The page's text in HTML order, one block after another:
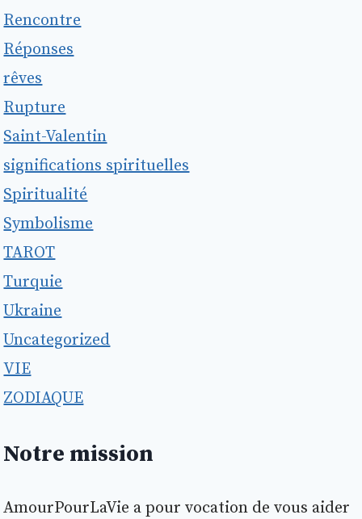
Rencontre
Réponses
rêves
Rupture
Saint-Valentin
significations spirituelles
Spiritualité
Symbolisme
TAROT
Turquie
Ukraine
Uncategorized
VIE
ZODIAQUE
Notre mission
AmourPourLaVie a pour vocation de vous aider